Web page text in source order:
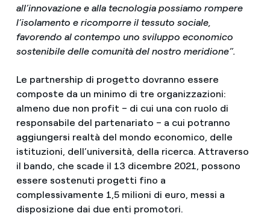
all’innovazione e alla tecnologia possiamo rompere
l’isolamento e ricomporre il tessuto sociale,
favorendo al contempo uno sviluppo economico
sostenibile delle comunità del nostro meridione”.
Le partnership di progetto dovranno essere
composte da un minimo di tre organizzazioni:
almeno due non profit – di cui una con ruolo di
responsabile del partenariato – a cui potranno
aggiungersi realtà del mondo economico, delle
istituzioni, dell’università, della ricerca. Attraverso
il bando, che scade il 13 dicembre 2021, possono
essere sostenuti progetti fino a
complessivamente 1,5 milioni di euro, messi a
disposizione dai due enti promotori.